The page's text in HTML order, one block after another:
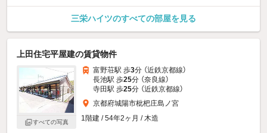
三栄ハイツのすべての部屋を見る
上田住宅平屋建の賃貸物件
すべての写真
富野荘駅 歩3分 （近鉄京都線）
長池駅 歩25分 （奈良線）
寺田駅 歩25分 （近鉄京都線）
京都府城陽市枇杷庄島ノ宮
1階建 / 54年2ヶ月 / 木造